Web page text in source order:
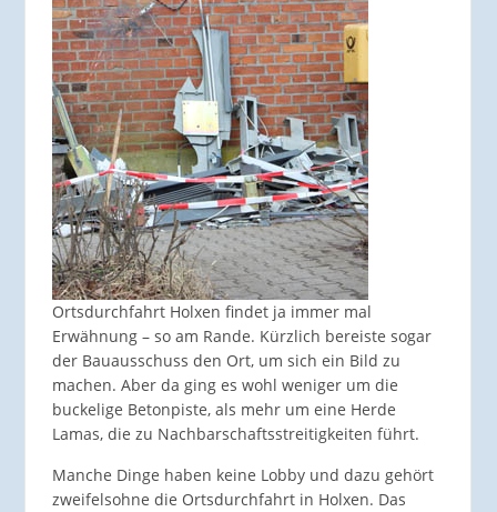
Ortsdurchfahrt Holxen findet ja immer mal
Erwähnung – so am Rande. Kürzlich bereiste sogar
der Bauausschuss den Ort, um sich ein Bild zu
machen. Aber da ging es wohl weniger um die
buckelige Betonpiste, als mehr um eine Herde
Lamas, die zu Nachbarschaftsstreitigkeiten führt.
Manche Dinge haben keine Lobby und dazu gehört
zweifelsohne die Ortsdurchfahrt in Holxen. Das